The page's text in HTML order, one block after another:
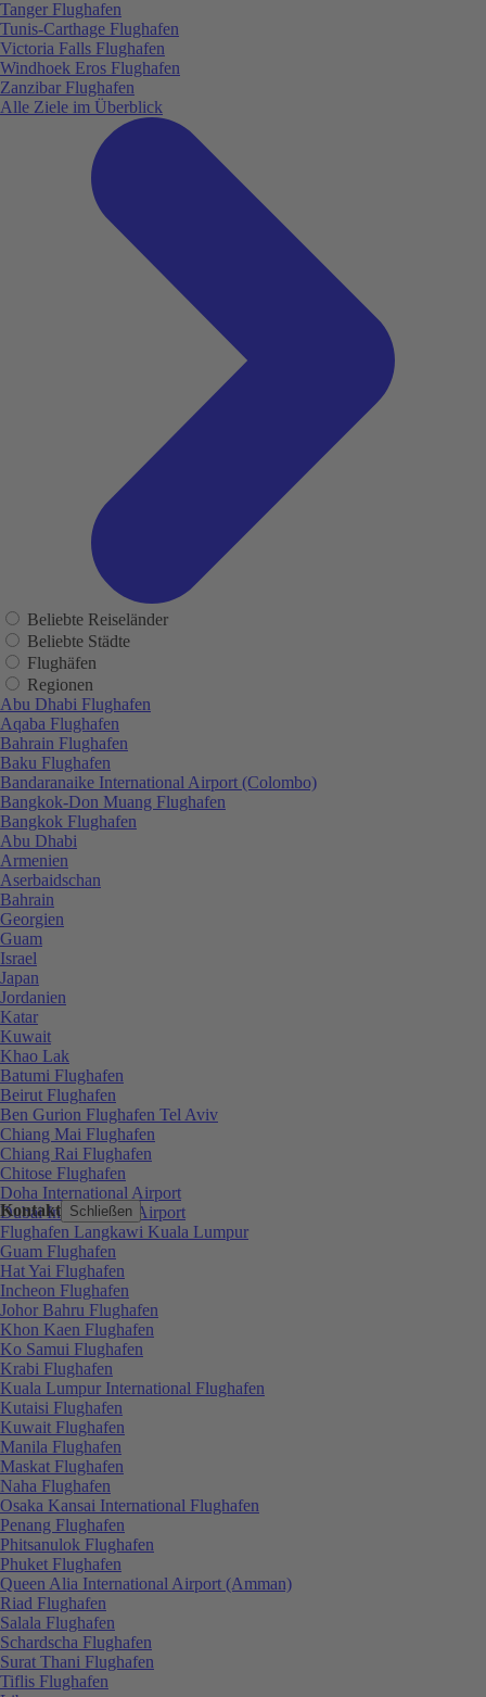
Kontakt Schließen
Tanger Flughafen
Tunis-Carthage Flughafen
Victoria Falls Flughafen
Windhoek Eros Flughafen
Zanzibar Flughafen
Alle Ziele im Überblick
Beliebte Reiseländer
Beliebte Städte
Flughäfen
Regionen
Abu Dhabi Flughafen
Aqaba Flughafen
Bahrain Flughafen
Baku Flughafen
Bandaranaike International Airport (Colombo)
Bangkok-Don Muang Flughafen
Bangkok Flughafen
Abu Dhabi
Armenien
Aserbaidschan
Bahrain
Georgien
Guam
Israel
Japan
Jordanien
Katar
Kuwait
Khao Lak
Batumi Flughafen
Beirut Flughafen
Ben Gurion Flughafen Tel Aviv
Chiang Mai Flughafen
Chiang Rai Flughafen
Chitose Flughafen
Doha International Airport
Dubai International Airport
Flughafen Langkawi Kuala Lumpur
Guam Flughafen
Hat Yai Flughafen
Incheon Flughafen
Johor Bahru Flughafen
Khon Kaen Flughafen
Ko Samui Flughafen
Krabi Flughafen
Kuala Lumpur International Flughafen
Kutaisi Flughafen
Kuwait Flughafen
Manila Flughafen
Maskat Flughafen
Naha Flughafen
Osaka Kansai International Flughafen
Penang Flughafen
Phitsanulok Flughafen
Phuket Flughafen
Queen Alia International Airport (Amman)
Riad Flughafen
Salala Flughafen
Schardscha Flughafen
Surat Thani Flughafen
Tiflis Flughafen